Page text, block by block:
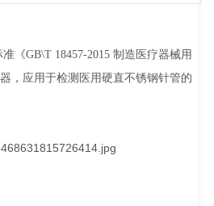
《GB\T 18457-2015 制造医疗器械用
，应用于检测医用硬直不锈钢针管的